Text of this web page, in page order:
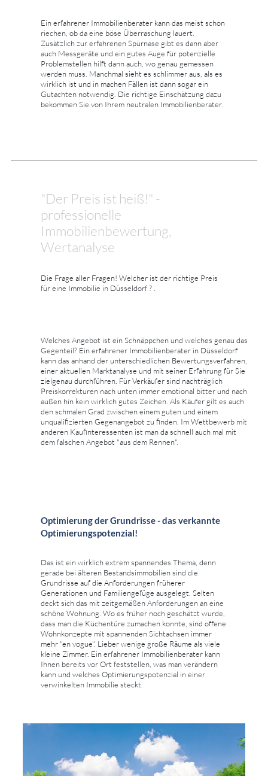
Ein erfahrener Immobilienberater kann das meist schon
riechen, ob da eine böse Überraschung lauert.
Zusätzlich zur erfahrenen Spürnase gibt es dann aber
auch Messgeräte und ein gutes Auge für potenzielle
Problemstellen hilft dann auch, wo genau gemessen
werden muss. Manchmal sieht es schlimmer aus, als es
wirklich ist und in machen Fällen ist dann sogar ein
Gutachten notwendig. Die richtige Einschätzung dazu
bekommen Sie von Ihrem neutralen Immobilienberater.
"Der Preis ist heiß!" -
professionelle
Immobilienbewertung,
Wertanalyse
Die Frage aller Fragen! Welcher ist der richtige Preis
für eine Immobilie in Düsseldorf ? .
Welches Angebot ist ein Schnäppchen und welches genau das
Gegenteil? Ein erfahrener Immobilienberater in Düsseldorf
kann das anhand der unterschiedlichen Bewertungsverfahren,
einer aktuellen Marktanalyse und mit seiner Erfahrung für Sie
zielgenau durchführen. Für Verkäufer sind nachträglich
Preiskorrekturen nach unten immer emotional bitter und nach
außen hin kein wirklich gutes Zeichen. Als Käufer gilt es auch
den schmalen Grad zwischen einem guten und einem
unqualifizierten Gegenangebot zu finden. Im Wettbewerb mit
anderen Kaufinteressenten ist man da schnell auch mal mit
dem falschen Angebot "aus dem Rennen".
Optimierung der Grundrisse - das verkannte
Optimierungspotenzial!
Das ist ein wirklich extrem spannendes Thema, denn
gerade bei älteren Bestandsimmobilien sind die
Grundrisse auf die Anforderungen früherer
Generationen und Familiengefüge ausgelegt. Selten
deckt sich das mit zeitgemäßen Anforderungen an eine
schöne Wohnung. Wo es früher noch geschätzt wurde,
dass man die Küchentüre zumachen konnte, sind offene
Wohnkonzepte mit spannenden Sichtachsen immer
mehr "en vogue". Lieber wenige große Räume als viele
kleine Zimmer. Ein erfahrener Immobilienberater kann
Ihnen bereits vor Ort feststellen, was man verändern
kann und welches Optimierungspotenzial in einer
verwinkelten Immobilie steckt.